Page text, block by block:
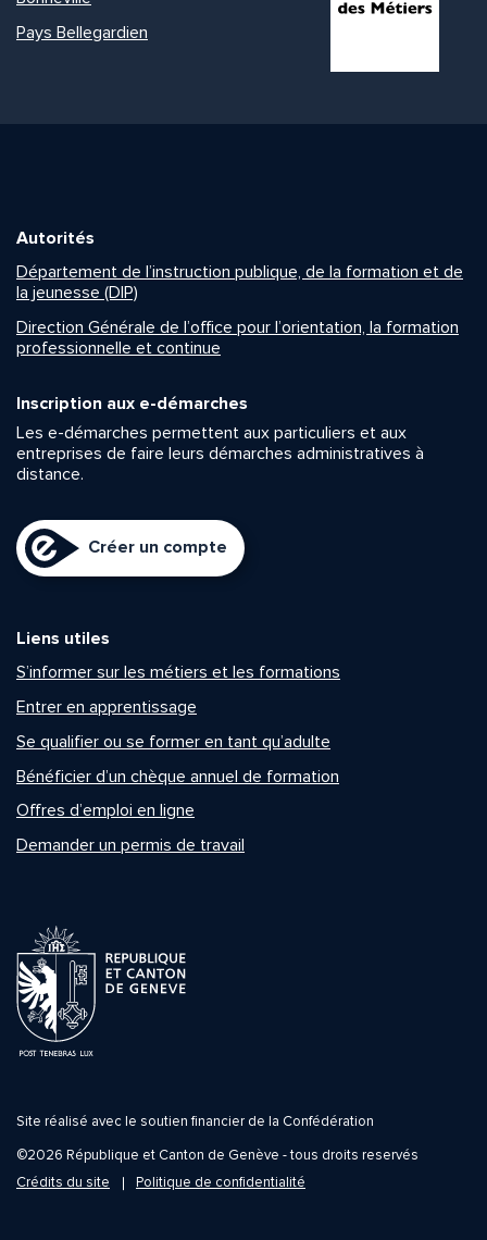
Pays Bellegardien
Autorités
Département de l’instruction publique, de la formation et de
la jeunesse (DIP)
Direction Générale de l’office pour l’orientation, la formation
professionnelle et continue
Inscription aux e-démarches
Les e-démarches permettent aux particuliers et aux
entreprises de faire leurs démarches administratives à
distance.
Créer un compte
Liens utiles
S’informer sur les métiers et les formations
Entrer en apprentissage
Se qualifier ou se former en tant qu’adulte
Bénéficier d’un chèque annuel de formation
Offres d’emploi en ligne
Demander un permis de travail
Site réalisé avec le soutien financier de la Confédération
©2026 République et Canton de Genève - tous droits reservés
Crédits du site
Politique de confidentialité